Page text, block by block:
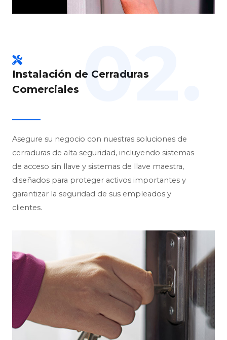
Instalación de Cerraduras
Comerciales 02.
Asegure su negocio con nuestras soluciones de
cerraduras de alta seguridad, incluyendo sistemas
de acceso sin llave y sistemas de llave maestra,
diseñados para proteger activos importantes y
garantizar la seguridad de sus empleados y
clientes.